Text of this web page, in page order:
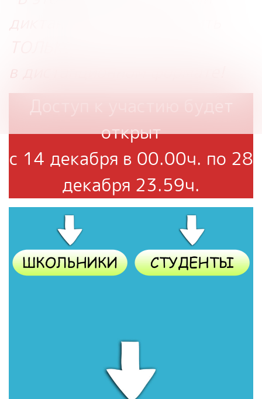
диктант будить проходить
в дистанционном формате!
открыт
с 14 декабря в 00.00ч. по 28
декабря 23.59ч.